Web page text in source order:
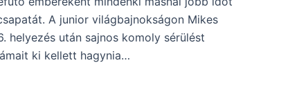
A junior világbajnokságon Mikes
helyezés után sajnos komoly sérülést
ki kellett hagynia…